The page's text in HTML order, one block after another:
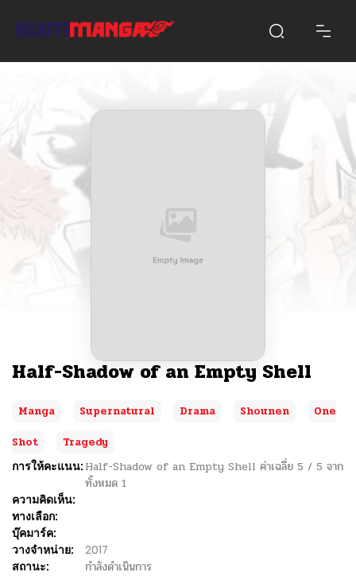
Half-Shadow of an Empty Shell
Manga Supernatural Drama Shounen
One
Shot
Tragedy
การให้คะแนน: Half-Shadow of an Empty Shell ค่าเฉลี่ย 5 / 5 จาก
ทั้งหมด 1
ความคิดเห็น:
ทางเลือก:
บุ๊คมาร์ค:
วางจำหน่าย:
2017
สถานะ:
กำลังดำเนินการ